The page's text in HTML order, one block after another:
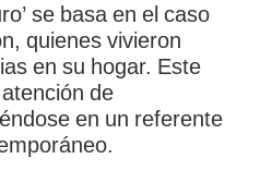
se basa en el caso
quienes vivieron
en su hogar. Este
de
en un referente